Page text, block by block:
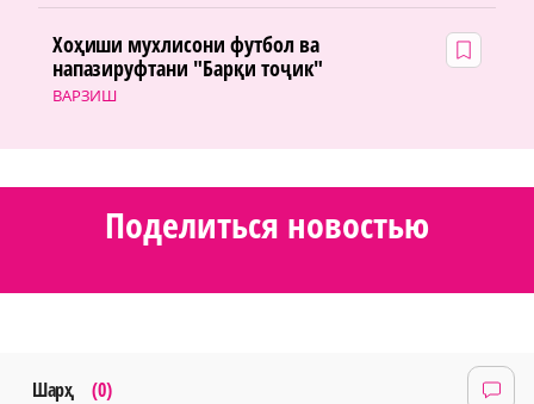
ВАРЗИШ
Хоҳиши мухлисони футбол ва
напазируфтани "Барқи тоҷик"
Поделиться новостью
Шарҳ (0)